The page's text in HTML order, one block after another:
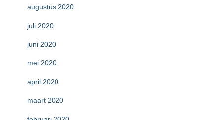
augustus 2020
juli 2020
juni 2020
mei 2020
april 2020
maart 2020